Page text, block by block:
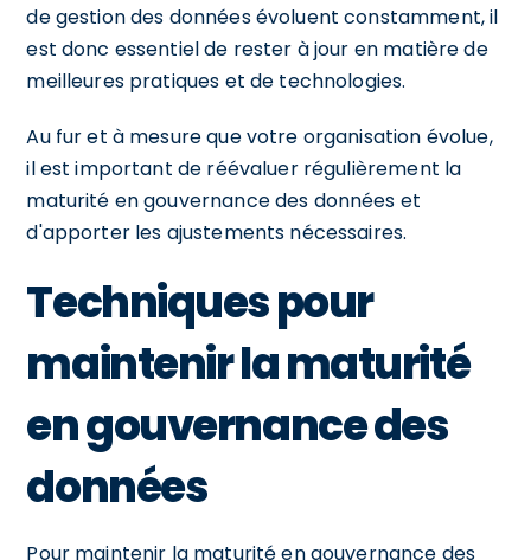
de gestion des données évoluent constamment, il
est donc essentiel de rester à jour en matière de
meilleures pratiques et de technologies.
Au fur et à mesure que votre organisation évolue,
il est important de réévaluer régulièrement la
maturité en gouvernance des données et
d'apporter les ajustements nécessaires.
Techniques pour
maintenir la maturité
en gouvernance des
données
Pour maintenir la maturité en gouvernance des